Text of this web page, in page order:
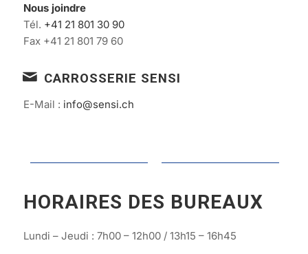
Nous joindre
Tél. +41 21 801 30 90
Fax +41 21 801 79 60
CARROSSERIE SENSI
E-Mail : info@sensi.ch
HORAIRES DES BUREAUX
Lundi – Jeudi : 7h00 – 12h00 / 13h15 – 16h45